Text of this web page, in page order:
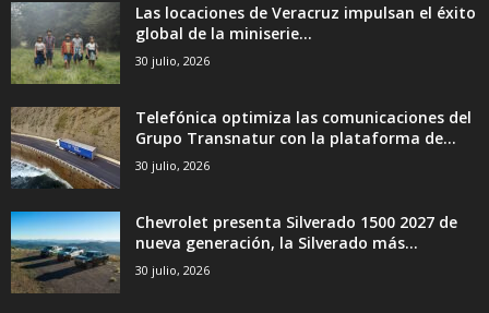
Las locaciones de Veracruz impulsan el éxito
global de la miniserie...
30 julio, 2026
Telefónica optimiza las comunicaciones del
Grupo Transnatur con la plataforma de...
30 julio, 2026
Chevrolet presenta Silverado 1500 2027 de
nueva generación, la Silverado más...
30 julio, 2026